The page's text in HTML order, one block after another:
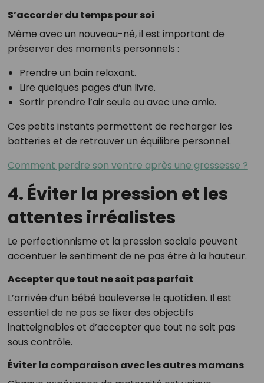
S’accorder du temps pour soi
Même avec un nouveau-né, il est important de
préserver des moments personnels :
Prendre un bain relaxant.
Lire quelques pages d’un livre.
Sortir prendre l’air seule ou avec une amie.
Ces petits instants permettent de recharger les
batteries et de retrouver un équilibre personnel.
Comment perdre son ventre après une grossesse ?
4. Éviter la pression et les
attentes irréalistes
Le perfectionnisme et la pression sociale peuvent
accentuer le sentiment de ne pas être à la hauteur.
Accepter que tout ne soit pas parfait
L’arrivée d’un bébé bouleverse le quotidien. Il est
essentiel de ne pas se fixer des objectifs
inatteignables et d’accepter que tout ne soit pas
sous contrôle.
Éviter la comparaison avec les autres mamans